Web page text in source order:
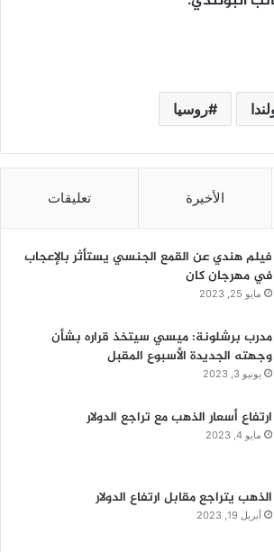
روسيا
الأخيرة تعليقات
فيلم هندي عن القمع الجنسي يستأثر بالإعجاب
في مهرجان كان
مايو 25, 2023
مدرب برشلونة: ميسي سيتخذ قراره بشأن
وجهته الجديدة الأسبوع المقبل
يونيو 3, 2023
ارتفاع أسعار الذهب مع تراجع الدولار
مايو 4, 2023
الذهب يتراجع مقابل ارتفاع الدولار
أبريل 19, 2023